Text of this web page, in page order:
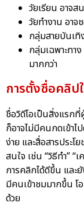
วัยเรียน อาจส
วัยทำงาน อา
กลุ่มสายบันเทิ
กลุ่มเฉพาะทา
มากกว่า
การตั้งชื่อคลิป
ชื่อวิดีโอเป็นสิ่งแรกที่
ก็อาจไม่มีคนกดเข้าไ
ง่าย และสื่อสารประโ
สนใจ เช่น “วิธีทำ” “
การคลิกได้ดีขึ้น และ
มีคนเข้าชมมากขึ้น
ด้วย